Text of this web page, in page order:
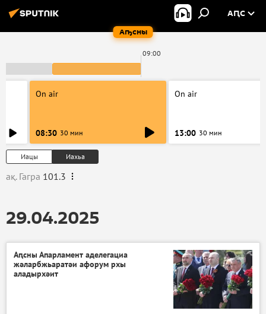
Аҧсны
АԤС
09:00
On air
08:30 30 мин
On air
13:00 30 мин
Иацы Иахьа
ақ. Гагра 101.3
29.04.2025
Аԥсны Апарламент аделегациа
жәларбжьаратәи афорум рхы
аладырхәит